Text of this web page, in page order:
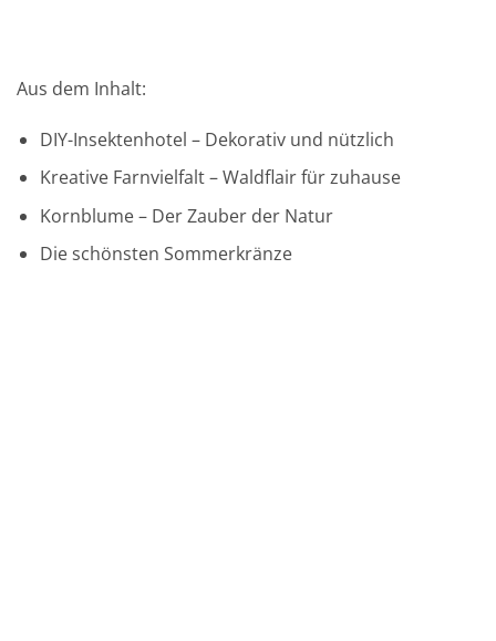
Aus dem Inhalt:
DIY-Insektenhotel – Dekorativ und nützlich
Kreative Farnvielfalt – Waldflair für zuhause
Kornblume – Der Zauber der Natur
Die schönsten Sommerkränze